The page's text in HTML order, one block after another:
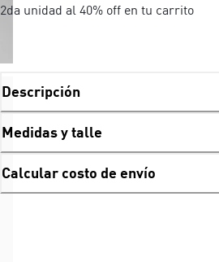
2da unidad al 40% off en tu carrito
Descripción
Medidas y talle
Calcular costo de envío